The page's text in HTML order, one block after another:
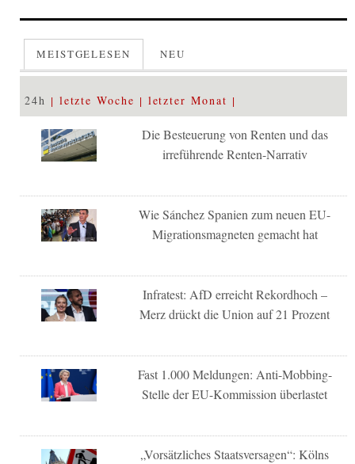
MEISTGELESEN NEU
24h letzte Woche letzter Monat
Die Besteuerung von Renten und das
irreführende Renten-Narrativ
Wie Sánchez Spanien zum neuen EU-
Migrationsmagneten gemacht hat
Infratest: AfD erreicht Rekordhoch –
Merz drückt die Union auf 21 Prozent
Fast 1.000 Meldungen: Anti-Mobbing-
Stelle der EU-Kommission überlastet
„Vorsätzliches Staatsversagen“: Kölns